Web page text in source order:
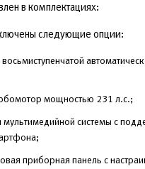
в комплектациях:
следующие опции:
мощностью 231 л.с.;
мультимедийной системы с
приборная панель с